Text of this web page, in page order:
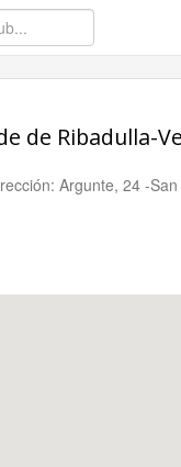
de Ribadulla-
Argunte, 24 -